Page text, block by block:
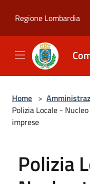
Regione Lombardia
Home >
Polizia Locale -
imprese
Polizia